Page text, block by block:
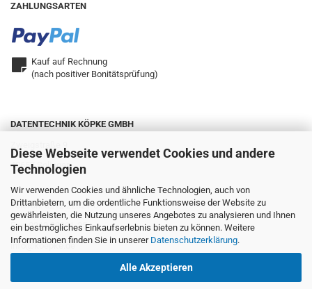
Diese Webseite verwendet Cookies und andere
Technologien
Wir verwenden Cookies und ähnliche Technologien, auch von
Drittanbietern, um die ordentliche Funktionsweise der Website zu
gewährleisten, die Nutzung unseres Angebotes zu analysieren und Ihnen
ein bestmögliches Einkaufserlebnis bieten zu können. Weitere
Informationen finden Sie in unserer Datenschutzerklärung.
Alle Akzeptieren
ZAHLUNGSARTEN
Kauf auf Rechnung
(nach positiver Bonitätsprüfung)
DATENTECHNIK KÖPKE GMBH
42657 Solingen
Telefon: 0212.22321-0
Fax: 0212.22321-25
info@koepke.de